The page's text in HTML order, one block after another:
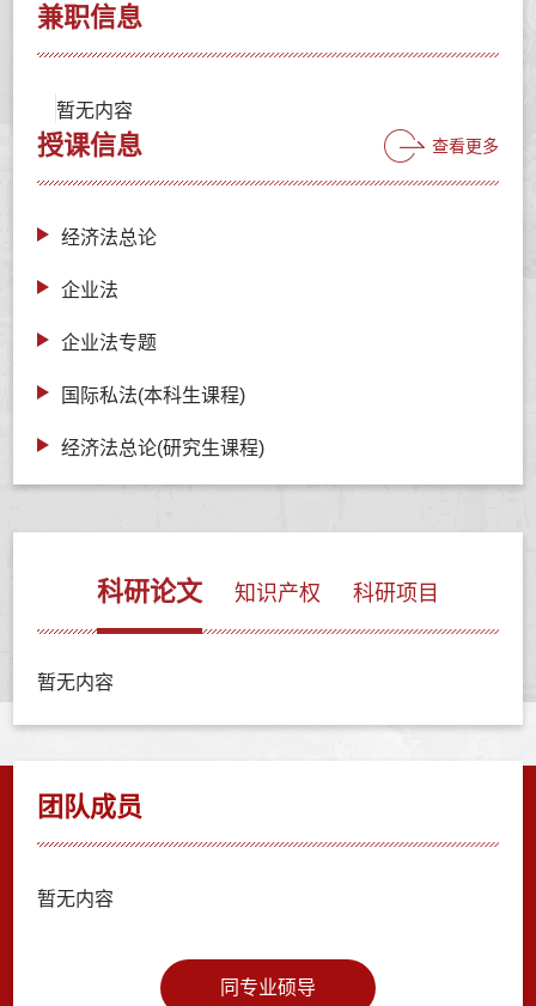
兼职信息
暂无内容
授课信息 查看更多
经济法总论
企业法
企业法专题
国际私法(本科生课程)
经济法总论(研究生课程)
科研论文 知识产权 科研项目
暂无内容
团队成员
暂无内容
同专业硕导